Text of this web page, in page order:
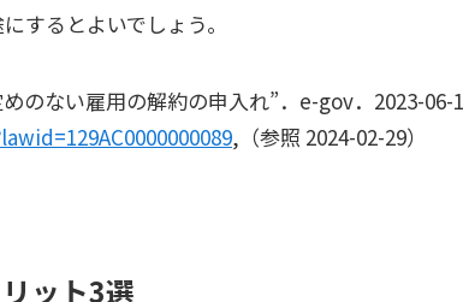
するとよいでしょう。
のない雇用の解約の申入れ”．e-gov．2023-06-
,（参照 2024-02-29）
ット3選